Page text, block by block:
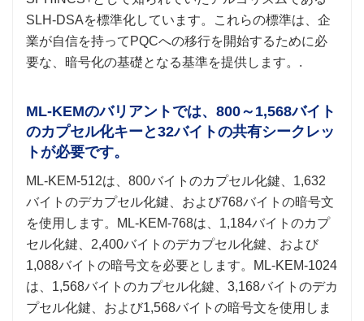
SLH-DSAを標準化しています。これらの標準は、企
業が自信を持ってPQCへの移行を開始するために必
要な、暗号化の基礎となる基準を提供します。.
ML-KEMのバリアントでは、800～1,568バイト
のカプセル化キーと32バイトの共有シークレッ
トが必要です。
ML-KEM-512は、800バイトのカプセル化鍵、1,632
バイトのデカプセル化鍵、および768バイトの暗号文
を使用します。ML-KEM-768は、1,184バイトのカプ
セル化鍵、2,400バイトのデカプセル化鍵、および
1,088バイトの暗号文を必要とします。ML-KEM-1024
は、1,568バイトのカプセル化鍵、3,168バイトのデカ
プセル化鍵、および1,568バイトの暗号文を使用しま